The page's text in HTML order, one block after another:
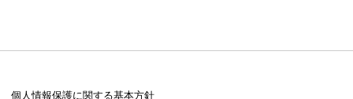
個人情報保護に関する基本方針